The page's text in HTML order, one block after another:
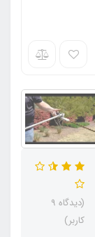
(دیدگاه 9
کاربر)